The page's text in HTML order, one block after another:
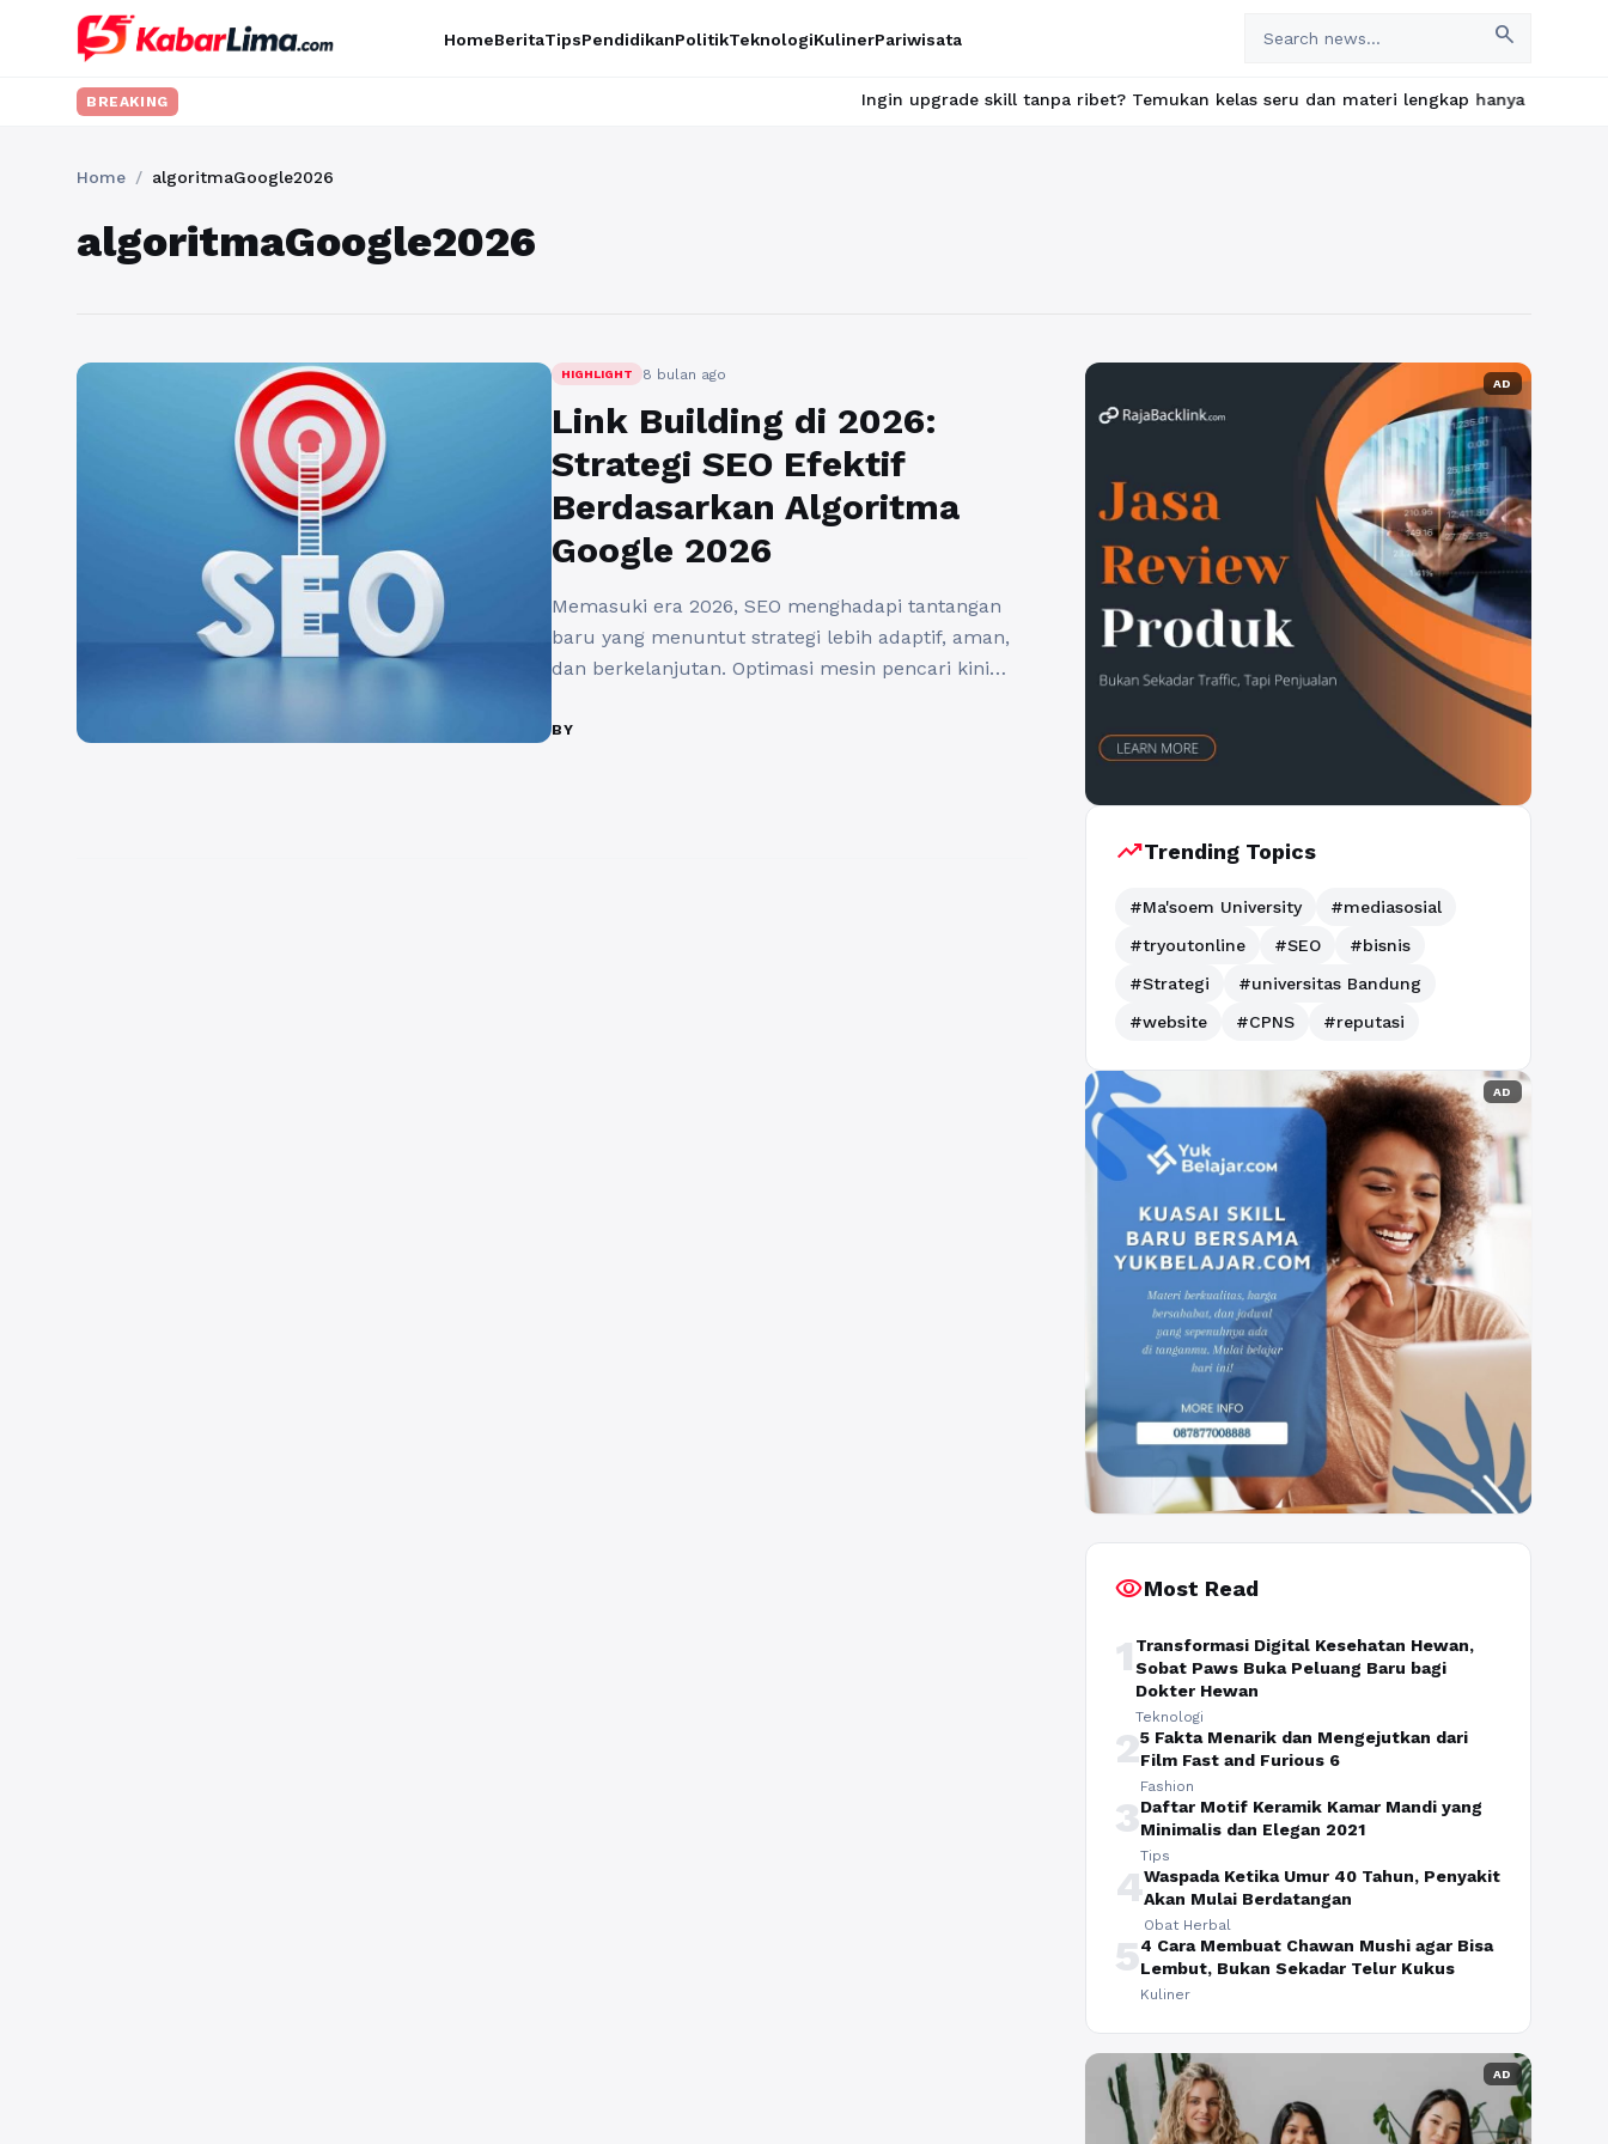
HomeBeritaTipsPendidikanPolitikTeknologiKulinerPariwisata search
BREAKING Ingin upgrade skill tanpa ribet? Temukan kelas seru dan materi lengkap hanya di
Home / algoritmaGoogle2026
algoritmaGoogle2026
HIGHLIGHT 8 bulan ago
Link Building di 2026:
Strategi SEO Efektif
Berdasarkan Algoritma
Google 2026
Memasuki era 2026, SEO menghadapi tantangan
baru yang menuntut strategi lebih adaptif, aman,
dan berkelanjutan. Optimasi mesin pencari kini
menekankan kualitas konten, relevansi, dan
BY
AD
trending_upTrending Topics
#Ma'soem University
#mediasosial
#tryoutonline
#SEO
#bisnis
#Strategi
#universitas Bandung
#website
#CPNS #reputasi
AD
visibilityMost Read
1 Transformasi Digital Kesehatan Hewan,
Sobat Paws Buka Peluang Baru bagi
Dokter Hewan
Teknologi
25 Fakta Menarik dan Mengejutkan dari
Film Fast and Furious 6
Fashion
3Daftar Motif Keramik Kamar Mandi yang
Minimalis dan Elegan 2021
Tips
4Waspada Ketika Umur 40 Tahun, Penyakit
Akan Mulai Berdatangan
Obat Herbal
54 Cara Membuat Chawan Mushi agar Bisa
Lembut, Bukan Sekadar Telur Kukus
Kuliner
AD